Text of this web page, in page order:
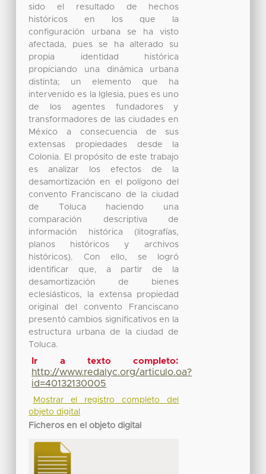
sido el resultado de hechos
históricos en los que la
configuración urbana se ha visto
afectada, pues se ha alterado su
propia identidad histórica
propiciando una dinámica urbana
distinta; un elemento que ha
intervenido es la Iglesia, pues es uno
de los agentes fundadores y
transformadores de las ciudades en
México a consecuencia de sus
extensas propiedades desde la
Colonia. El propósito de este trabajo
es analizar los efectos de la
desamortización en el polígono del
convento Franciscano de la ciudad
de Toluca haciendo una
comparación descriptiva de
información histórica (litografías,
planos históricos y archivos
históricos). Con ello, se logró
identificar que, a partir de la
desamortización de bienes
eclesiásticos, la extensa propiedad
original del convento Franciscano
presentó cambios significativos en la
estructura urbana de la ciudad de
Toluca.
Ir a texto completo:
http://www.redalyc.org/articulo.oa?
id=40132130005
Mostrar el registro completo del
objeto digital
Ficheros en el objeto digital